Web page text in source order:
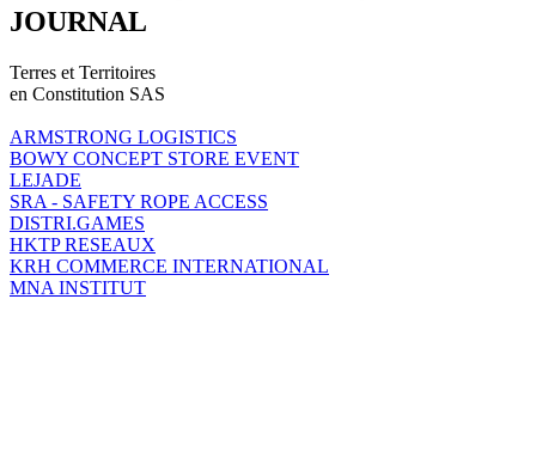
JOURNAL
Terres et Territoires
en Constitution SAS
ARMSTRONG LOGISTICS
BOWY CONCEPT STORE EVENT
LEJADE
SRA - SAFETY ROPE ACCESS
DISTRI.GAMES
HKTP RESEAUX
KRH COMMERCE INTERNATIONAL
MNA INSTITUT